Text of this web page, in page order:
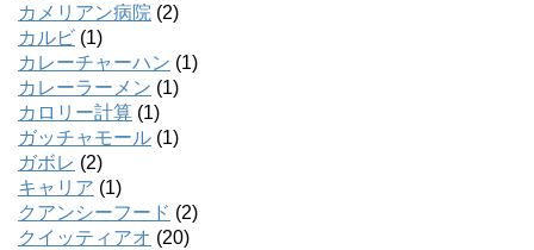
カメリアン病院 (2)
カルビ (1)
カレーチャーハン (1)
カレーラーメン (1)
カロリー計算 (1)
ガッチャモール (1)
ガボレ (2)
キャリア (1)
クアンシーフード (2)
クイッティアオ (20)